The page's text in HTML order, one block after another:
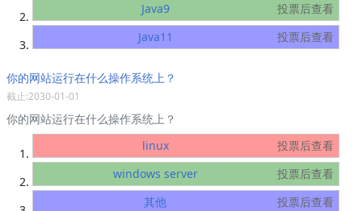
Java9
投票后查看
Java11
投票后查看
你的网站运行在什么操作系统上？
截止:2030-01-01
你的网站运行在什么操作系统上？
linux
投票后查看
windows server
投票后查看
其他
投票后查看